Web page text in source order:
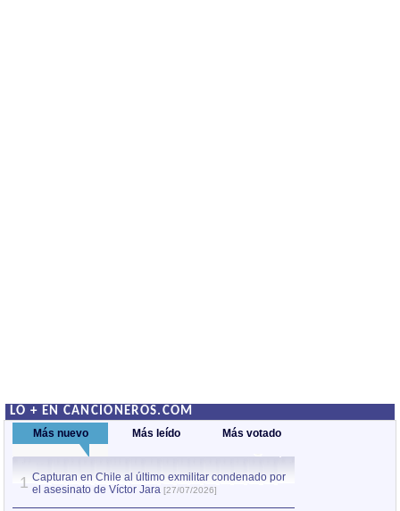
LO + EN CANCIONEROS.COM
Más nuevo Más leído Más votado
1 Capturan en Chile al último exmilitar condenado por
el asesinato de Víctor Jara [27/07/2026]